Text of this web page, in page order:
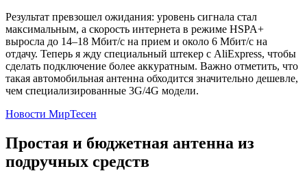
Результат превзошел ожидания: уровень сигнала стал
максимальным, а скорость интернета в режиме HSPA+
выросла до 14–18 Мбит/с на прием и около 6 Мбит/с на
отдачу. Теперь я жду специальный штекер с AliExpress, чтобы
сделать подключение более аккуратным. Важно отметить, что
такая автомобильная антенна обходится значительно дешевле,
чем специализированные 3G/4G модели.
Новости МирТесен
Простая и бюджетная антенна из
подручных средств